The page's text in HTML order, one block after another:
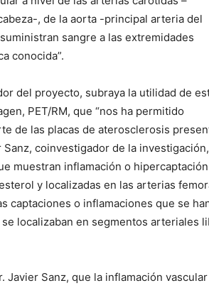
, de la aorta -principal arteria del
sangre a las extremidades
conocida”.
del proyecto, subraya la utilidad de
PET/RM, que “nos ha permitido
de las placas de aterosclerosis
coinvestigador de la
muestran inflamación o
y localizadas en las arterias
captaciones o inflamaciones que se
localizaban en segmentos arteriales
Javier Sanz, que la inflamación